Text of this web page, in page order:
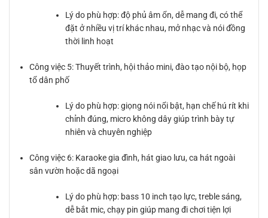
Lý do phù hợp: độ phủ âm ổn, dễ mang đi, có thể
đặt ở nhiều vị trí khác nhau, mở nhạc và nói đồng
thời linh hoạt
Công việc 5: Thuyết trình, hội thảo mini, đào tạo nội bộ, họp
tổ dân phố
Lý do phù hợp: giọng nói nổi bật, hạn chế hú rít khi
chỉnh đúng, micro không dây giúp trình bày tự
nhiên và chuyên nghiệp
Công việc 6: Karaoke gia đình, hát giao lưu, ca hát ngoài
sân vườn hoặc dã ngoại
Lý do phù hợp: bass 10 inch tạo lực, treble sáng,
dễ bắt mic, chạy pin giúp mang đi chơi tiện lợi